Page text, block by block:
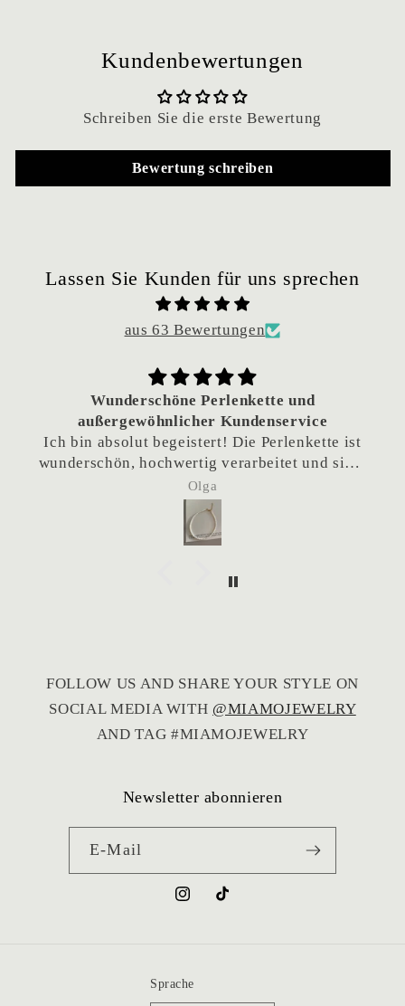
Kundenbewertungen
Schreiben Sie die erste Bewertung
Bewertung schreiben
Lassen Sie Kunden für uns sprechen
aus 63 Bewertungen
Wunderschöne Perlenkette und
außergewöhnlicher Kundenservice
Ich bin absolut begeistert! Die Perlenkette ist
wunderschön, hochwertig verarbeitet und sieht
einfach traumhaft aus.
Besonders hervorheben möchte ich den
hervorragenden Kundenservice. Da die Kette
als Geschenk gedacht war und das Team sich
nachgefragt, ob eine frühere Lieferung
sehr gefreut.
Vielen Dank für den großartigen Service – ich
kann den Shop von Herzen weiterempfehlen!
Olga
FOLLOW US AND SHARE YOUR STYLE ON
SOCIAL MEDIA WITH @MIAMOJEWELRY
AND TAG #MIAMOJEWELRY
Newsletter abonnieren
E-Mail
InstagramTikTok
Sprache